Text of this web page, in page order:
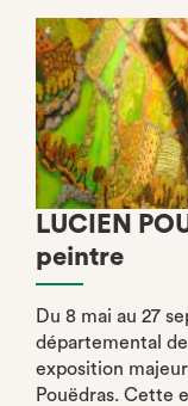
LUCIEN
peintre
Du 8 mai au 27
départemental
exposition
Pouëdras. Cette